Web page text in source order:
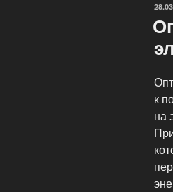
к
на